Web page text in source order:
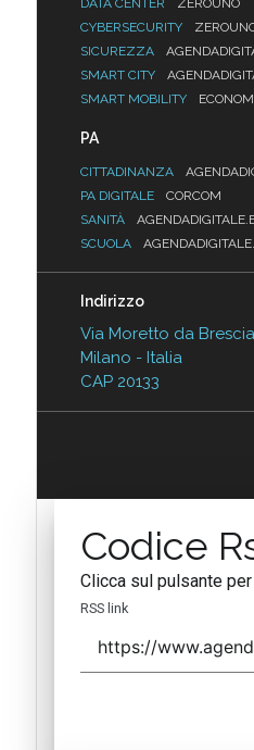
DATA CENTER
ZEROUNO
CYBERSECURITY
SICUREZZA
SMART CITY
SMART MOBILITY
PA
CITTADINANZA
PA DIGITALE
CORCOM
SANITÀ
SCUOLA
Indirizzo
Via Moretto da
Milano - Italia
CAP 20133
Codice
Clicca sul pulsante
RSS link